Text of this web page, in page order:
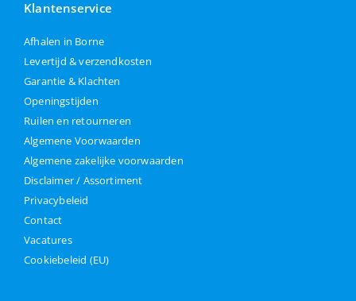
Klantenservice
Afhalen in Borne
Levertijd & verzendkosten
Garantie & Klachten
Openingstijden
Ruilen en retourneren
Algemene Voorwaarden
Algemene zakelijke voorwaarden
Disclaimer / Assortiment
Privacybeleid
Contact
Vacatures
Cookiebeleid (EU)